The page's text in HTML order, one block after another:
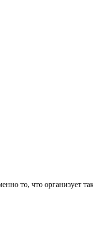
то, что организует